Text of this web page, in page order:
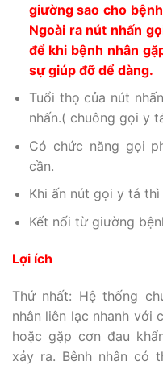
giường sao cho
Ngoài ra nút nhấn
để khi bệnh nhân
sự giúp đỡ dể dàng.
Tuổi thọ của nút
nhấn.( chuông gọi y
Có chức năng gọi
cần.
Khi ấn nút gọi y tá thì
Kết nối từ giường
Lợi ích
Thứ nhất: Hệ thống
nhân liên lạc nhanh với
hoặc gặp cơn đau
xảy ra. Bênh nhân có